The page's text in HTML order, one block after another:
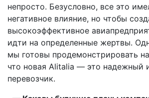
непросто. Безусловно, все это
негативное влияние, но чтобы
высокоэффективное
идти на определенные жертвы.
мы готовы продемонстрировать
что новая Alitalia — это надежный
перевозчик.